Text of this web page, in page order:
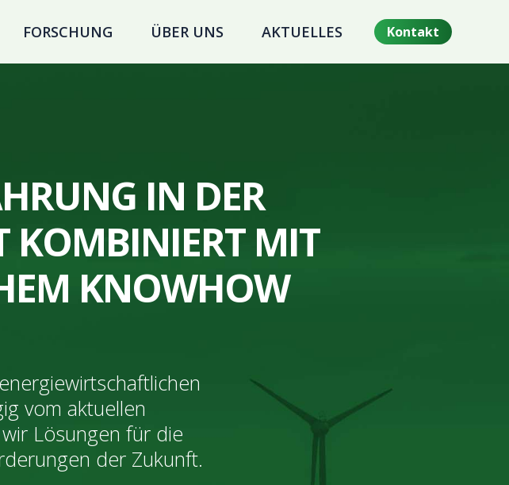
FORSCHUNG ÜBER UNS AKTUELLES Kontakt
IN DER
KOMBINIERT MIT
KNOWHOW
vom aktuellen
Lösungen für die
der Zukunft.